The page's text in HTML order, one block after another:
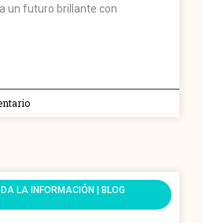
un futuro brillante con
LA INFORMACIÓN | BLOG